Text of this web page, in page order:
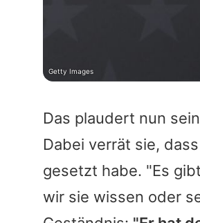
Das plaudert nun
Dabei verrät sie,
gesetzt habe. "Es
wir sie wissen oder
Getty Images